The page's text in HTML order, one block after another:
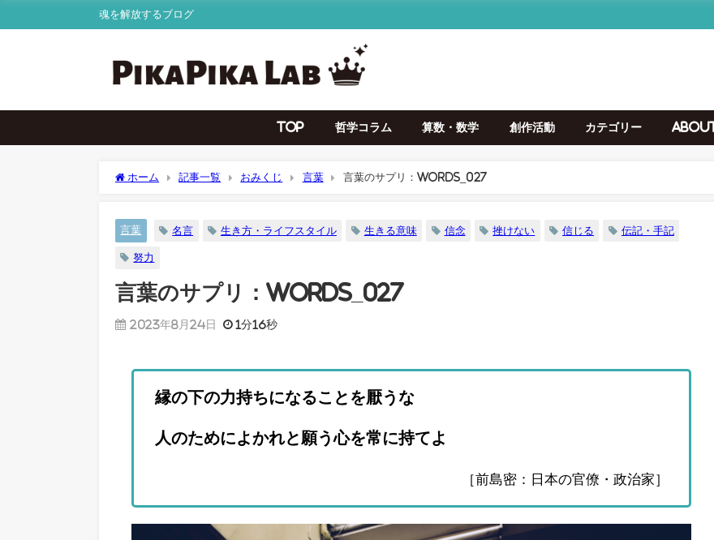
魂を解放するブログ
TOP 哲学コラム 算数・数学 創作活動 カテゴリー About
ホーム 記事一覧 おみくじ 言葉 言葉のサプリ：Words_027
言葉 名言 生き方・ライフスタイル 生きる意味 信念 挫けない 信じる 伝記・手記
努力
言葉のサプリ：Words_027
2023年8月24日 1分16秒
縁の下の力持ちになることを厭うな
人のためによかれと願う心を常に持てよ
［前島密：日本の官僚・政治家］